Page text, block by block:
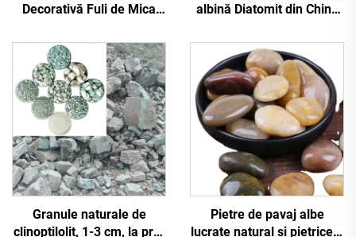
Decorativă Fuli de Mica
Împodobirea podelelor,
Coatinguri, podea
Epoxidică
albină Diatomit din China
Granule naturale de
clinoptilolit, 1-3 cm, la preț
Pietre de pavaj albe
lucrate natural și pietricele